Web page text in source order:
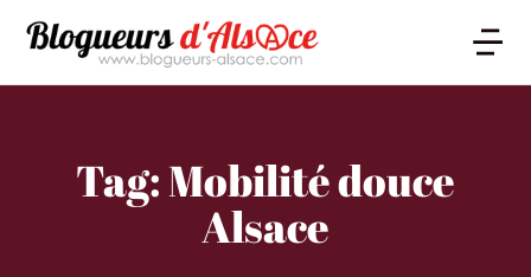
Tag: Mobilité douce
Alsace